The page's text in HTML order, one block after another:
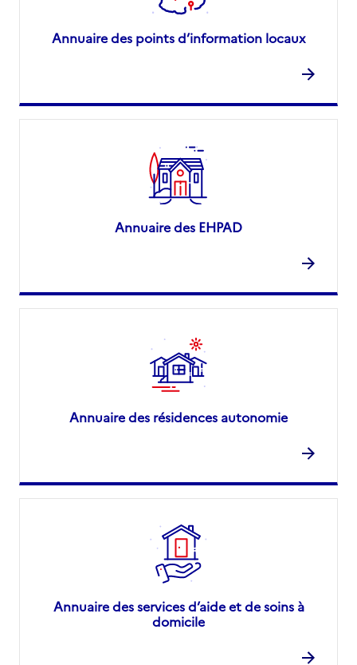
Annuaire des points d’information locaux
Annuaire des EHPAD
Annuaire des résidences autonomie
Annuaire des services d’aide et de soins à
domicile